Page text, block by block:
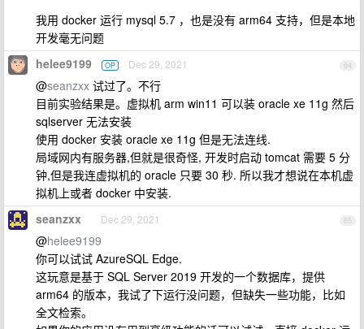
我用 docker 运行 mysql 5.7 ，也是没有 arm64 支持，但是本地
开发毫无问题
64
helee9199 OP Dec 29, 2021
@seanzxx 试过了。不行
目前实验结果是。虚拟机 arm win11 可以装 oracle xe 11g 然后
sqlserver 无法安装
使用 docker 安装 oracle xe 11g 但是无法连线.
局域网内有服务器,但就是很奇怪, 开发时启动 tomcat 需要 5 分
钟,但是我连虚拟机的 oracle 只要 30 秒. 所以我才想说在本机虚
拟机上或者 docker 中安装.
65
seanzxx Dec 29, 2021
@helee9199
你可以试试 AzureSQL Edge.
这玩意是基于 SQL Server 2019 开发的一个数据库，提供
arm64 的版本，我试了下运行没问题，但缺失一些功能，比如
全文检索。